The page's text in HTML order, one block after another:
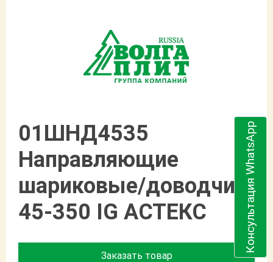
Консультация WhatsApp
01ШНД4535
Направляющие
шариковые/доводчик
45-350 IG АСТЕКС
Заказать товар